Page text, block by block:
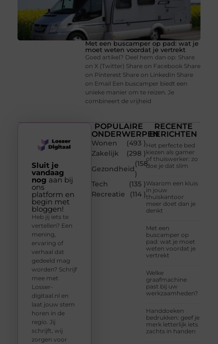
Met een buscamper op pad: wat je
moet weten voordat je vertrekt
Goed artikel? Deel hem dan op: Share
on X (Twitter) Share on Facebook Share
on Pinterest Share on LinkedIn Share
on Email Een buscamper biedt een
unieke manier om te reizen. Je
combineert de vrijheid
POPULAIRE
ONDERWERPEN
Wonen
(493 )
Zakelijk
(298 )
Gezondheid
(158
)
Tech
(135 )
Recreatie
(114 )
RECENTE
BERICHTEN
Het perfecte bed
kiezen als gamer
of thuiswerker: zo
doe je dat slim
Waarom een kluis
in jouw
thuiskantoor
meer doet dan je
denkt
Met een
buscamper op
pad: wat je moet
weten voordat je
vertrekt
Welke
graafmachine
past bij uw
werkzaamheden?
Handdoeken
bedrukken: geef je
merk letterlijk iets
zachts in handen
Sluit je
vandaag
nog aan bij
ons
platform en
begin met
bloggen!
Heb jij iets te
vertellen? Een
mening,
ervaring of
verhaal dat
gedeeld mag
worden? Schrijf
mee met
Losser-
digitaal.nl en
laat jouw stem
horen in de
regio. Jij
schrijft, wij
zorgen voor